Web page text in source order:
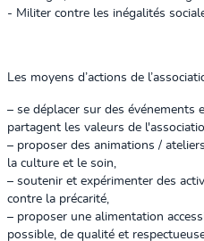
- Militer contre les inégalités
Les moyens d’actions de
– se déplacer sur des événements
partagent les valeurs de
– proposer des animations /
la culture et le soin,
– soutenir et expérimenter des
contre la précarité,
– proposer une alimentation
possible, de qualité et